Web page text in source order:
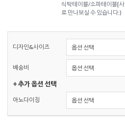
식탁테이블/소파테이블[
로 만나보실 수 있습니다:)
디자인&사이즈
배송비
+ 추가 옵션 선택
아노다이징